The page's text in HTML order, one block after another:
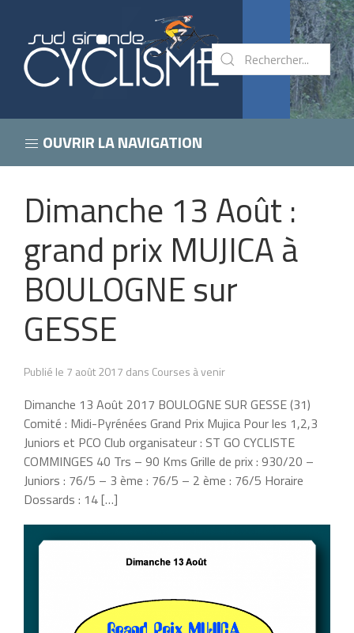
OUVRIR LA NAVIGATION
Dimanche 13 Août :
grand prix MUJICA à
BOULOGNE sur
GESSE
Publié le 7 août 2017 dans Courses à venir
Dimanche 13 Août 2017 BOULOGNE SUR GESSE (31)
Comité : Midi-Pyrénées Grand Prix Mujica Pour les 1,2,3
Juniors et PCO Club organisateur : ST GO CYCLISTE
COMMINGES 40 Trs – 90 Kms Grille de prix : 930/20 –
Juniors : 76/5 – 3 ème : 76/5 – 2 ème : 76/5 Horaire
Dossards : 14 […]